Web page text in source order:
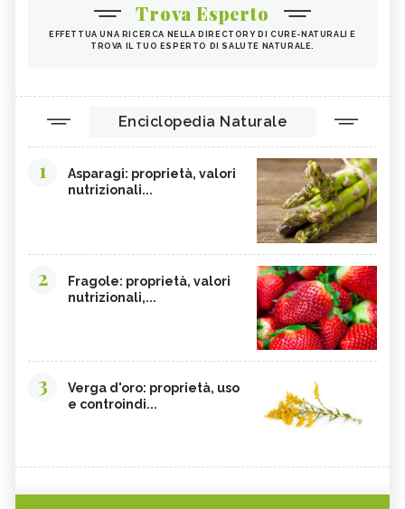
Trova Esperto
EFFETTUA UNA RICERCA NELLA DIRECTORY DI CURE-NATURALI E
TROVA IL TUO ESPERTO DI SALUTE NATURALE.
Enciclopedia Naturale
1
Asparagi: proprietà, valori
nutrizionali...
2
Fragole: proprietà, valori
nutrizionali,...
3
Verga d'oro: proprietà, uso
e controindi...